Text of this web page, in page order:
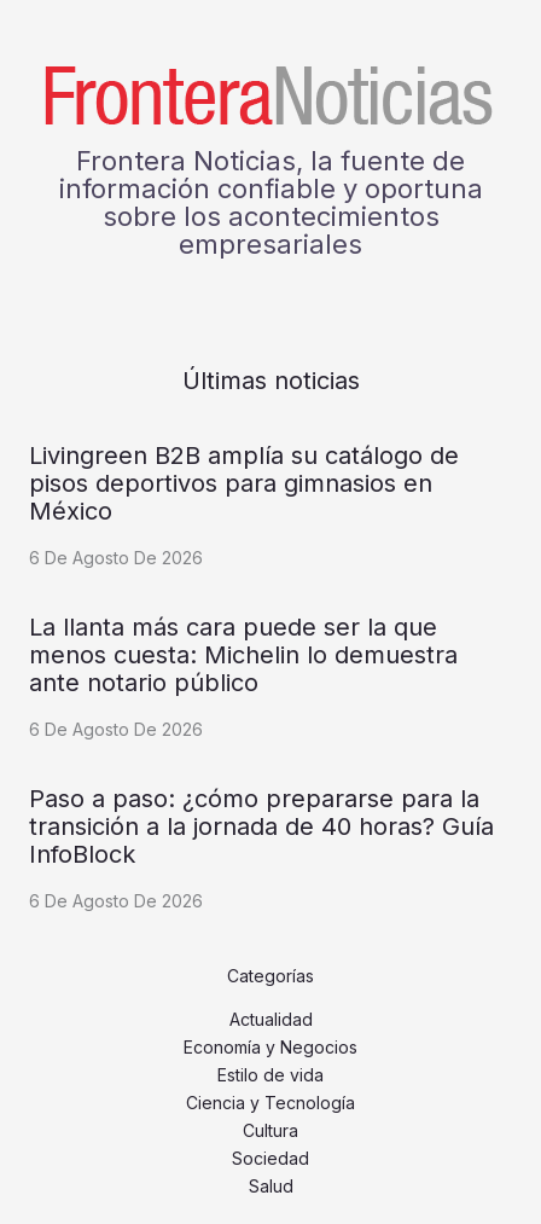
Frontera Noticias, la fuente de
información confiable y oportuna
sobre los acontecimientos
empresariales
Últimas noticias
Livingreen B2B amplía su catálogo de
pisos deportivos para gimnasios en
México
6 De Agosto De 2026
La llanta más cara puede ser la que
menos cuesta: Michelin lo demuestra
ante notario público
6 De Agosto De 2026
Paso a paso: ¿cómo prepararse para la
transición a la jornada de 40 horas? Guía
InfoBlock
6 De Agosto De 2026
Categorías
Actualidad
Economía y Negocios
Estilo de vida
Ciencia y Tecnología
Cultura
Sociedad
Salud